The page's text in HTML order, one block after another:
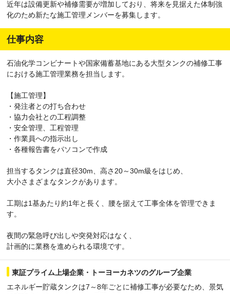
近年は設備更新や補修需要が増加しており、将来を見据えた体制強
化のため新たな施工管理メンバーを募集します。
仕事内容
石油化学コンビナートや国家備蓄基地にある大型タンクの補修工事
における施工管理業務を担当します。
【施工管理】
・発注者との打ち合わせ
・協力会社との工程調整
・安全管理、工程管理
・作業員への指示出し
・各種報告書をパソコンで作成
担当するタンクは直径30m、高さ20～30m級をはじめ、
大小さまざまなタンクがあります。
工期は1基あたり約1年と長く、腰を据えて工事全体を管理できま
す。
夜間の緊急呼び出しや突発対応はなく、
計画的に業務を進められる環境です。
東証プライム上場企業・トーヨーカネツのグループ企業
エネルギー貯蔵タンクは7～8年ごとに補修工事が必要なため、景気